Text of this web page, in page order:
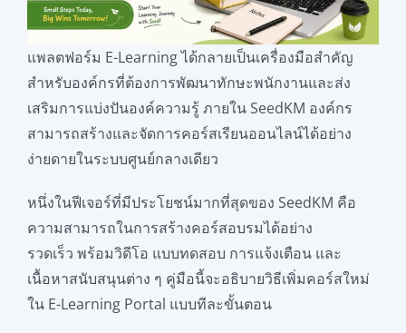
แพลตฟอร์ม E-Learning ได้กลายเป็นเครื่องมือสำคัญ
สำหรับองค์กรที่ต้องการพัฒนาทักษะพนักงานและส่ง
เสริมการแบ่งปันองค์ความรู้ ภายใน SeedKM องค์กร
สามารถสร้างและจัดการคอร์สเรียนออนไลน์ได้อย่าง
ง่ายดายในระบบศูนย์กลางเดียว
หนึ่งในฟีเจอร์ที่มีประโยชน์มากที่สุดของ SeedKM คือ
ความสามารถในการสร้างคอร์สอบรมได้อย่าง
รวดเร็ว พร้อมวิดีโอ แบบทดสอบ การแจ้งเตือน และ
เนื้อหาสนับสนุนต่าง ๆ คู่มือนี้จะอธิบายวิธีเพิ่มคอร์สใหม่
ใน E-Learning Portal แบบทีละขั้นตอน